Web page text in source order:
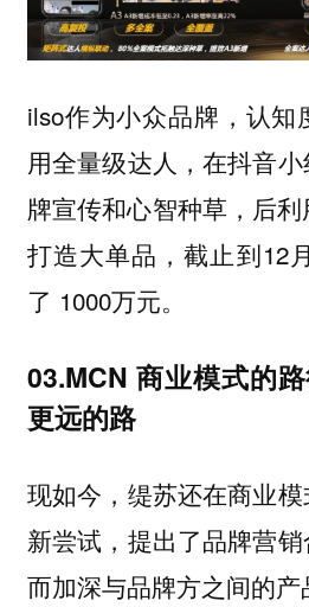
ilso作为小众品牌，认知
用全量级达人，在抖音
牌宣传和心智种草，后
打造大单品，截止到12
了 1000万元。
03.MCN 商业模式的
更远的路
现如今，缇苏还在商业
新尝试，提出了品牌营
而加深与品牌方之间的产